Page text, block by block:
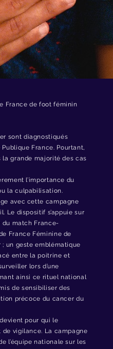
France de foot féminin
sont diagnostiqués
France. Pourtant,
grande majorité des cas
l’importance du
la culpabilisation.
avec cette campagne
Le dispositif s’appuie sur
du match France-
France Féminine de
un geste emblématique
entre la poitrine et
lors d’une
ainsi ce rituel national
de sensibiliser des
précoce du cancer du
pour qui le
vigilance. La campagne
l’équipe nationale sur les